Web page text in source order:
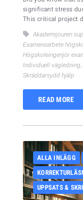
significant stress
This critical project
Akademijouren
Examensarbete
Högskoleingenjör
Individuell vägledning,
Skräddarsydd hjälp
READ MORE
ALLA INLÄGG
UPPSATS &